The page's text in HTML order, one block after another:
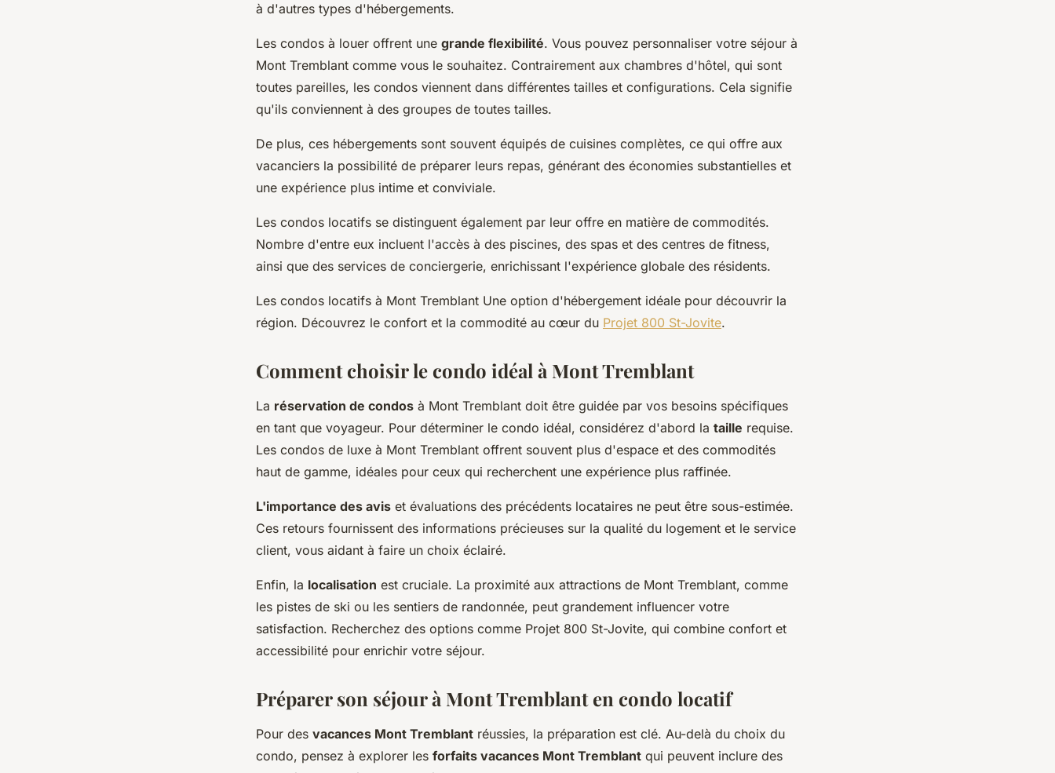
à d'autres types d'hébergements.
Les condos à louer offrent une grande flexibilité. Vous pouvez personnaliser votre séjour à
Mont Tremblant comme vous le souhaitez. Contrairement aux chambres d'hôtel, qui sont
toutes pareilles, les condos viennent dans différentes tailles et configurations. Cela signifie
qu'ils conviennent à des groupes de toutes tailles.
De plus, ces hébergements sont souvent équipés de cuisines complètes, ce qui offre aux
vacanciers la possibilité de préparer leurs repas, générant des économies substantielles et
une expérience plus intime et conviviale.
Les condos locatifs se distinguent également par leur offre en matière de commodités.
Nombre d'entre eux incluent l'accès à des piscines, des spas et des centres de fitness,
ainsi que des services de conciergerie, enrichissant l'expérience globale des résidents.
Les condos locatifs à Mont Tremblant Une option d'hébergement idéale pour découvrir la
région. Découvrez le confort et la commodité au cœur du Projet 800 St-Jovite.
Comment choisir le condo idéal à Mont Tremblant
La réservation de condos à Mont Tremblant doit être guidée par vos besoins spécifiques
en tant que voyageur. Pour déterminer le condo idéal, considérez d'abord la taille requise.
Les condos de luxe à Mont Tremblant offrent souvent plus d'espace et des commodités
haut de gamme, idéales pour ceux qui recherchent une expérience plus raffinée.
L'importance des avis et évaluations des précédents locataires ne peut être sous-estimée.
Ces retours fournissent des informations précieuses sur la qualité du logement et le service
client, vous aidant à faire un choix éclairé.
Enfin, la localisation est cruciale. La proximité aux attractions de Mont Tremblant, comme
les pistes de ski ou les sentiers de randonnée, peut grandement influencer votre
satisfaction. Recherchez des options comme Projet 800 St-Jovite, qui combine confort et
accessibilité pour enrichir votre séjour.
Préparer son séjour à Mont Tremblant en condo locatif
Pour des vacances Mont Tremblant réussies, la préparation est clé. Au-delà du choix du
condo, pensez à explorer les forfaits vacances Mont Tremblant qui peuvent inclure des